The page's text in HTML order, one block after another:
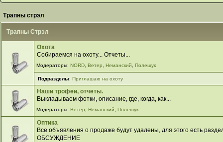
Трапны стрэл
Трапны Стрэл
Охота
Собираемся на охоту... Отчеты...
Модераторы: NORD, Ветер Неманский Полешук
Подразделы:Приглашаю на охоту
Наши трофеи, отчеты.
Выкладываем фотки, описание, где, когда, как...
Модераторы: Ветер Неманский Полешук
Оптика
Все объявления о продаже будут удалены, для этого есть
ОБСУЖДЕНИЕ